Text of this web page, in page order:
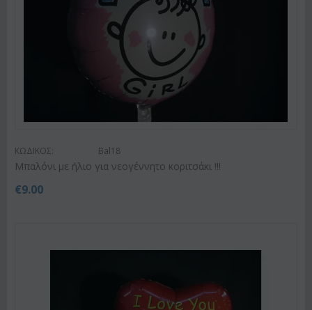
ΚΩΔΙΚΟΣ: Bal18
Μπαλόνι με ήλιο για νεογέννητο κοριτσάκι !!!
€9.00